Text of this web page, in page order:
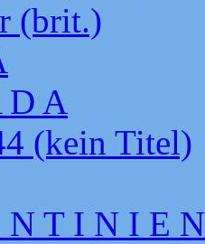
(brit.)
D A
(kein Titel)
N T I N I E N